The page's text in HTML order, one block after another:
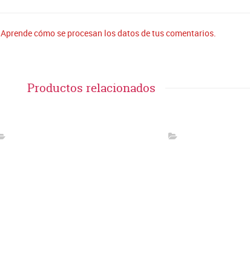
Aprende cómo se procesan los datos de tus comentarios.
Productos relacionados